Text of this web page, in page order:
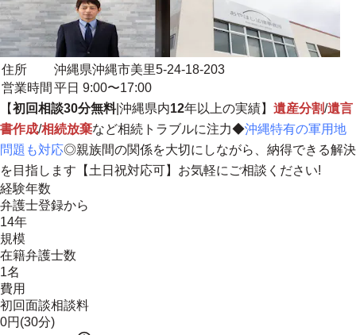
住所
沖縄県沖縄市美里5-24-18-203
営業時間 平日 9:00〜17:00
【初回相談30分無料|沖縄県内12年以上の実績】 遺産分割/遺言
書作成/相続放棄など相続トラブルに注力◆沖縄特有の軍用地
問題も対応◎親族間の関係を大切にしながら、納得できる解決
を目指します 【土日祝対応可】お気軽にご相談ください!
経験年数
弁護士登録から
14年
規模
在籍弁護士数
1名
費用
初回面談相談料
0円(30分)